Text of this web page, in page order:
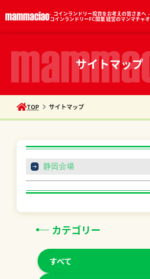
コインランドリー投資をお考えの皆さまへ
コインランドリーFC開業 経営のマンマチャオ
サイトマップ
TOP サイトマップ
静岡会場
カテゴリー
すべて